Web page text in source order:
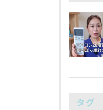
タグ